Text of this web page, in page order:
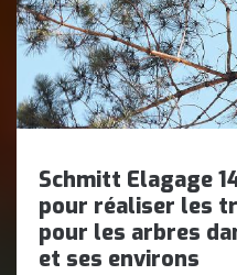
Schmitt Elagage
pour réaliser les
pour les arbres
et ses environs